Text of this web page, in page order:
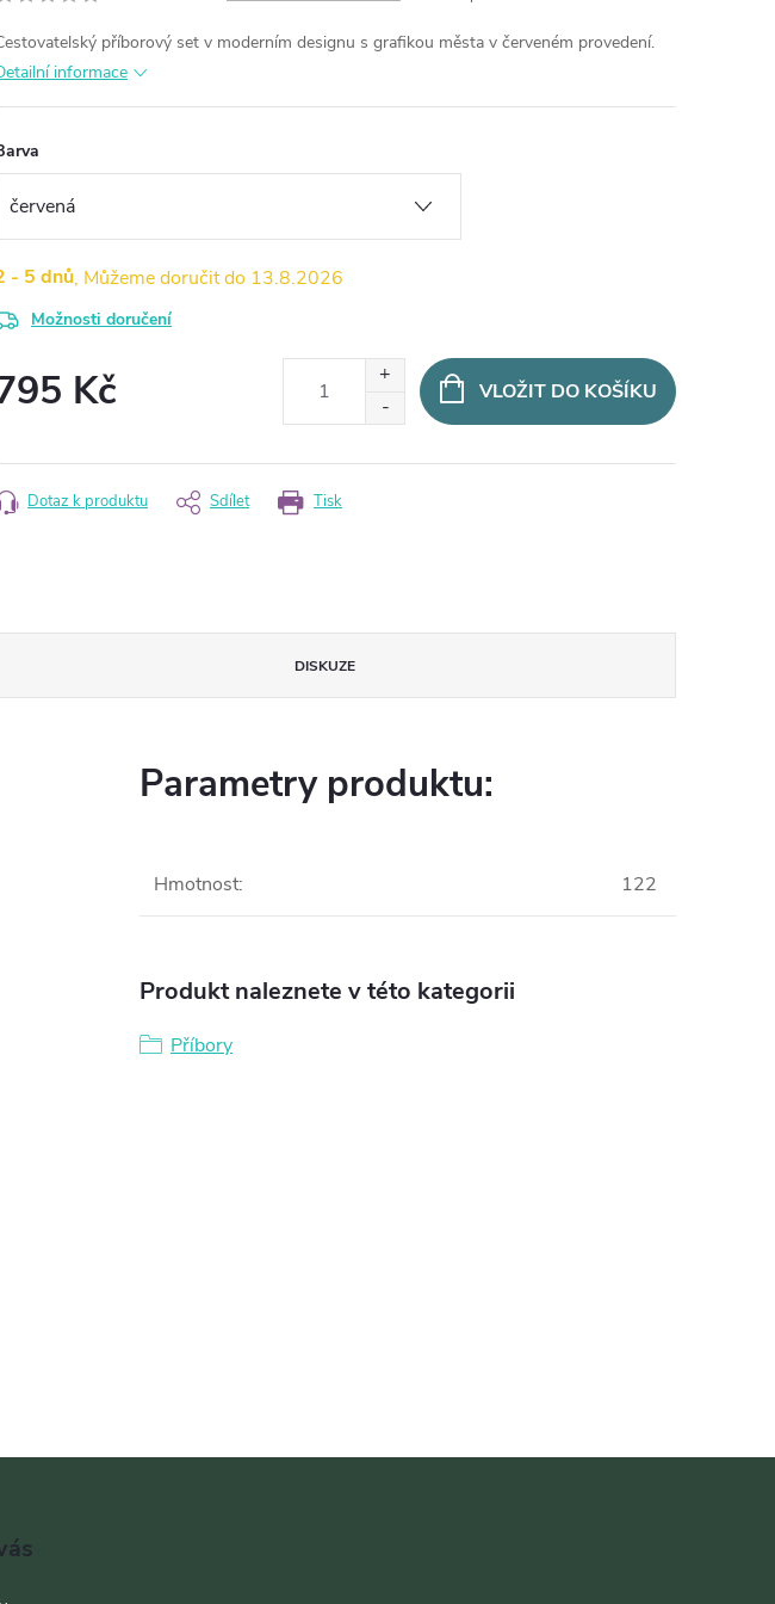
příborový set v moderním designu s grafikou města v červeném provedení.
informace
- 5 dnů 13.8.2026
Možnosti doručení
Kč VLOŽIT DO KOŠÍKU
Tisk
Dotaz k produktu Sdílet
DISKUZE
Parametry produktu:
Hmotnost: 122
Produkt naleznete v této kategorii
Příbory